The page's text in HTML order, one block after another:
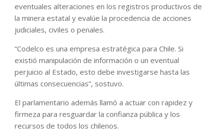
eventuales alteraciones en los registros productivos de
la minera estatal y evalúe la procedencia de acciones
judiciales, civiles o penales.
“Codelco es una empresa estratégica para Chile. Si
existió manipulación de información o un eventual
perjuicio al Estado, esto debe investigarse hasta las
últimas consecuencias”, sostuvo.
El parlamentario además llamó a actuar con rapidez y
firmeza para resguardar la confianza pública y los
recursos de todos los chilenos.